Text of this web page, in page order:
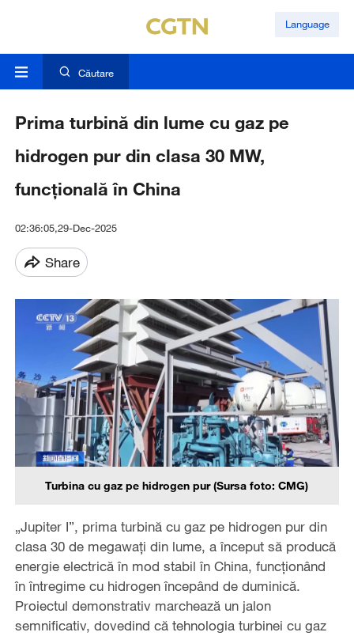
Language
Căutare
Prima turbină din lume cu gaz pe
hidrogen pur din clasa 30 MW,
funcțională în China
02:36:05,29-Dec-2025
Share
Turbina cu gaz pe hidrogen pur (Sursa foto: CMG)
„Jupiter I”, prima turbină cu gaz pe hidrogen pur din
clasa 30 de megawați din lume, a început să producă
energie electrică în mod stabil în China, funcționând
în întregime cu hidrogen începând de duminică.
Proiectul demonstrativ marchează un jalon
semnificativ, dovedind că tehnologia turbinei cu gaz